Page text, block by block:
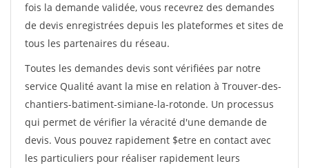
fois la demande validée, vous recevrez des demandes
de devis enregistrées depuis les plateformes et sites de
tous les partenaires du réseau.
Toutes les demandes devis sont vérifiées par notre
service Qualité avant la mise en relation à Trouver-des-
chantiers-batiment-simiane-la-rotonde. Un processus
qui permet de vérifier la véracité d'une demande de
devis. Vous pouvez rapidement $etre en contact avec
les particuliers pour réaliser rapidement leurs